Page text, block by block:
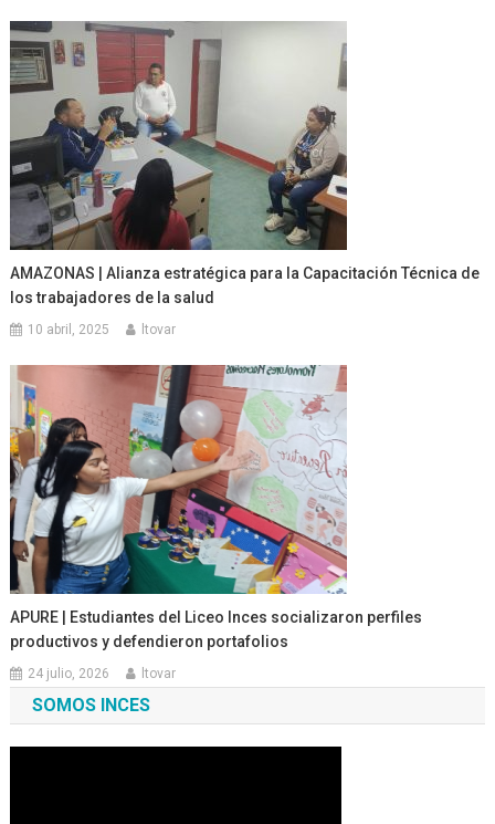
AMAZONAS | Alianza estratégica para la Capacitación Técnica de
los trabajadores de la salud
10 abril, 2025 ltovar
APURE | Estudiantes del Liceo Inces socializaron perfiles
productivos y defendieron portafolios
24 julio, 2026 ltovar
SOMOS INCES